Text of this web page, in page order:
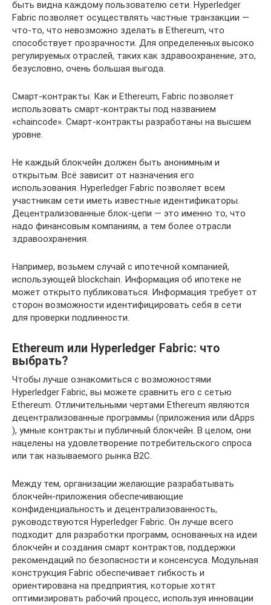
быть видна каждому пользователю сети. Hyperledger
Fabric позволяет осуществлять частные транзакции —
что-то, что невозможно зделать в Ethereum, что
способствует прозрачности. Для определенных высоко
регулируемых отраслей, таких как здравоохранение, это,
безусловно, очень большая выгода.
Смарт-контракты: Как и Ethereum, Fabric позволяет
использовать смарт-контракты под названием
«chaincode». Смарт-контракты разработаны на высшем
уровне.
Не каждый блокчейн должен быть анонимным и
открытым. Всё зависит от назначения его
использования. Hyperledger Fabric позволяет всем
участникам сети иметь известные идентификаторы.
Децентрализованные блок-цепи — это именно то, что
надо финансовым компаниям, а тем более отрасли
здравоохранения.
Например, возьмем случай с ипотечной компанией,
использующей blockchain. Информация об ипотеке не
может открыто публиковаться. Информация требует от
сторон возможности идентифицировать себя в сети
для проверки подлинности.
Ethereum или Hyperledger Fabric: что
выбрать?
Чтобы лучше ознакомиться с возможностями
Hyperledger Fabric, вы можете сравнить его с сетью
Ethereum. Отличительными чертами Ethereum являются
децентрализованные программы (приложения или dApps
), умные контракты и публичный блокчейн. В целом, они
нацелены на удовлетворение потребительского спроса
или так называемого рынка B2C.
Между тем, организации желающие разрабатывать
блокчейн-приложения обеспечивающие
конфиденциальность и децентрализованность,
руководствуются Hyperledger Fabric. Он лучше всего
подходит для разработки программ, основанных на идеи
блокчейн и создания смарт контрактов, поддержки
рекомендаций по безопасности и консенсуса. Модульная
конструкция Fabric обеспечивает гибкость и
ориентирована на предприятия, которые хотят
оптимизировать рабочий процесс, используя инновации